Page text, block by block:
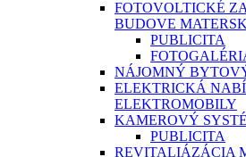
FOTOVOLTICKÉ
BUDOVE
PUBLICITA
NÁJOMNÝ
ELEKTRICKÁ
ELEKTROMOBILY
KAMEROVÝ
PUBLICITA
REVITALIÁZÁCIA